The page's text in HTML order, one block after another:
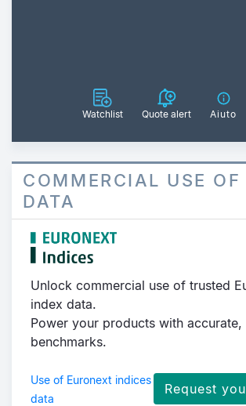
Watchlist Quote alert Aiuto
COMMERCIAL USE OF
DATA
Unlock commercial use of trusted
index data.
Power your products with accurate,
benchmarks.
Use of Euronext indices
data
Request